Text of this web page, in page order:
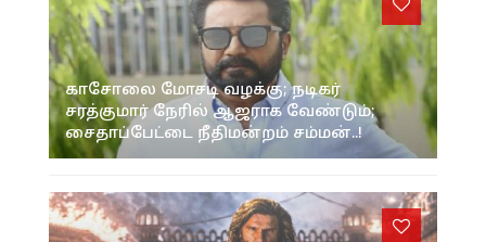
காசோலை மோசடி வழக்கு; நடிகர்
சரத்குமார் நேரில் ஆஜராக வேண்டும்;
சைதாப்பேட்டை நீதிமன்றம் சம்மன்..!